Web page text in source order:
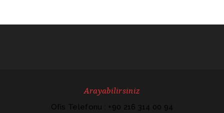
Arayabilirsiniz
Ofis Telefonu : +90 216 314 00 94